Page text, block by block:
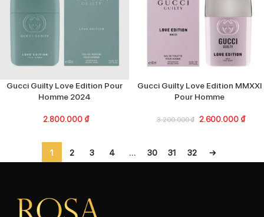
Gucci Guilty Love Edition Pour
Homme 2024
2.800.000 ₫
Gucci Guilty Love Edition MMXXI
Pour Homme
3.200.000₫ 2.600.000 ₫
1 2 3 4 … 30 31 32 →